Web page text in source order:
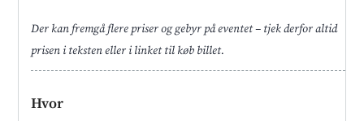
Der kan fremgå flere priser og gebyr på eventet – tjek derfor altid
prisen i teksten eller i linket til køb billet.
Hvor